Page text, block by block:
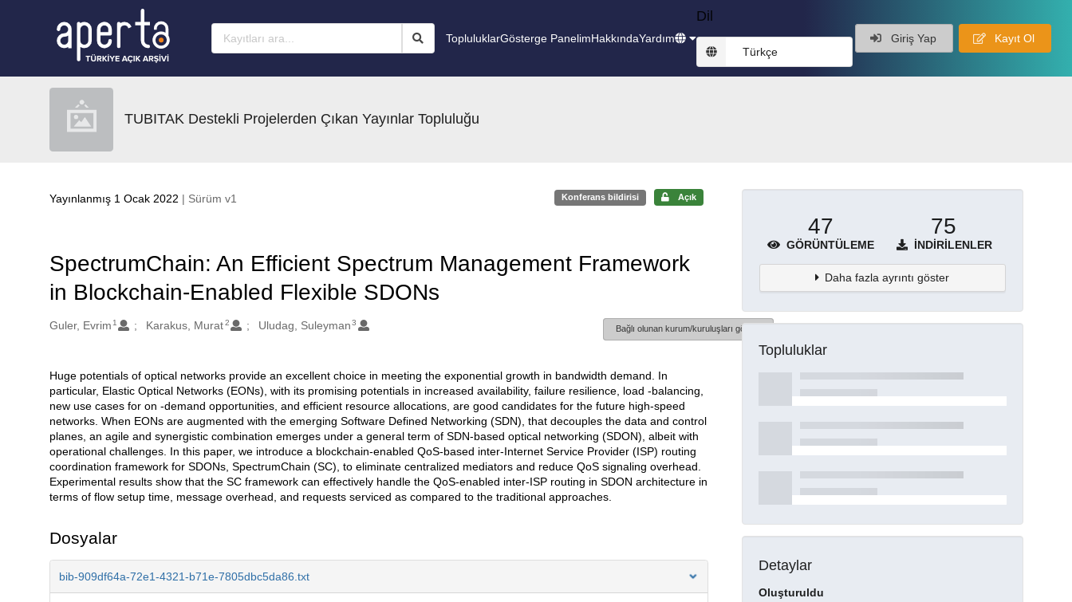
TopluluklarGösterge PanelimHakkındaYardım
Dil
Türkçe
Giriş Yap Kayıt Ol
TUBITAK Destekli Projelerden Çıkan Yayınlar Topluluğu
Yayınlanmış 1 Ocak 2022 | Sürüm v1 Konferans bildirisi Açık
SpectrumChain: An Efficient Spectrum Management Framework
in Blockchain-Enabled Flexible SDONs
Oluşturanlar
Guler, Evrim 1 Karakus, Murat2 Uludag, Suleyman 3
Bağlı olunan kurum/kuruluşları göster
Açıklama
Huge potentials of optical networks provide an excellent choice in meeting the exponential growth in bandwidth demand. In
particular, Elastic Optical Networks (EONs), with its promising potentials in increased availability, failure resilience, load -balancing,
new use cases for on -demand opportunities, and efficient resource allocations, are good candidates for the future high-speed
networks. When EONs are augmented with the emerging Software Defined Networking (SDN), that decouples the data and control
planes, an agile and synergistic combination emerges under a general term of SDN-based optical networking (SDON), albeit with
operational challenges. In this paper, we introduce a blockchain-enabled QoS-based inter-Internet Service Provider (ISP) routing
coordination framework for SDONs, SpectrumChain (SC), to eliminate centralized mediators and reduce QoS signaling overhead.
Experimental results show that the SC framework can effectively handle the QoS-enabled inter-ISP routing in SDON architecture in
terms of flow setup time, message overhead, and requests serviced as compared to the traditional approaches.
Dosyalar
bib-909df64a-72e1-4321-b71e-7805dbc5da86.txt
47
GÖRÜNTÜLEME
75
İNDIRILENLER
Daha fazla ayrıntı göster
Topluluklar
Detaylar
Oluşturuldu